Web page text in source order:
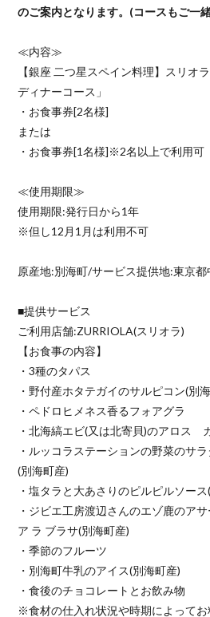
のご案内となります。(コースもご一
≪内容≫
【銀座 二つ星スペイン料理】スリオ
ディナーコース」
・お食事券[2名様]
または
・お食事券[1名様]※2名以上で利用可
≪使用期限≫
使用期限:発行日から1年
※但し12月1月は利用不可
原産地:別海町/サービス提供地:東京都
■提供サービス
ご利用店舗:ZURRIOLA(スリオラ)
【お食事の内容】
・3種のタパス
・野付産ホタテガイのサルピコン(別
・ペドロヒメネス香るフォアグラ
・北海縞エビ(又は北寄貝)のアロス
・ルッコラステーションの野菜のサ
(別海町産)
・塩タラと大あさりのピルピルソー
・ジビエ工房渡辺さんのエゾ鹿の
ア ラ ブラサ(別海町産)
・季節のフルーツ
・別海町牛乳のアイス(別海町産)
・食後のチョコレートとお飲み物
※食材の仕入れ状況や時期によってお